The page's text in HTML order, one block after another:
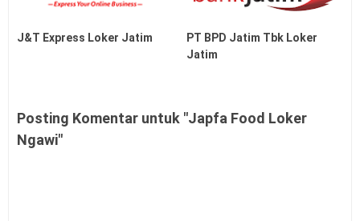
J&T Express Loker Jatim
PT BPD Jatim Tbk Loker
Jatim
Posting Komentar untuk "Japfa Food Loker
Ngawi"